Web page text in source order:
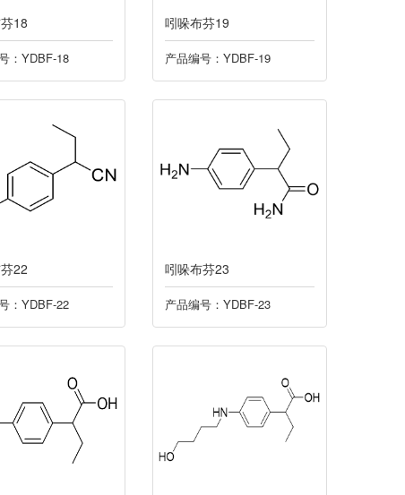
18
：YDBF-18
吲哚布芬19
产品编号：YDBF-19
22
：YDBF-22
吲哚布芬23
产品编号：YDBF-23